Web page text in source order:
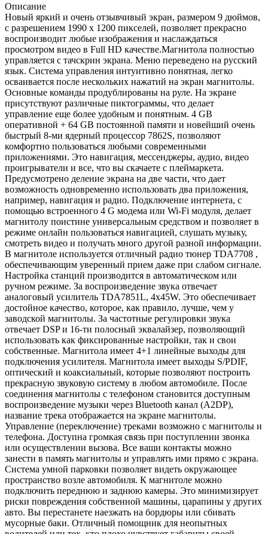
Описание
Новый яркий и очень отзывчивый экран, размером 9 дюймов,
с разрешением 1990 х 1200 пикселей, позволяет прекрасно
воспроизводит любые изображения и наслаждаться
просмотром видео в Full HD качестве.Магнитола полностью
управляется с тачскрин экрана. Меню переведено на русский
язык. Система управления интуитивно понятная, легко
осваивается после нескольких нажатий на экран магнитолы.
Основные команды продублированы на руле. На экране
присутствуют различные пиктограммы, что делает
управление еще более удобным и понятным. 4 GB
оперативной + 64 GB постоянной памяти и новейший очень
быстрый 8-ми ядерный процессор 7862S, позволяют
комфортно пользоваться любыми современными
приложениями. Это навигация, мессенджеры, аудио, видео
проигрыватели и все, что вы скачаете с плеймаркета.
Предусмотрено деление экрана на две части, что дает
возможность одновременно использовать два приложения,
например, навигация и радио. Подключение интернета, с
помощью встроенного 4 G модема или Wi-Fi модуля, делает
магнитолу поистине универсальным средством и позволяет в
режиме онлайн пользоваться навигацией, слушать музыку,
смотреть видео и получать много другой разной информации.
В магнитоле используется отличный радио тюнер TDA7708 ,
обеспечивающим уверенный прием даже при слабом сигнале.
Настройка станций производится в автоматическом или
ручном режиме. За воспроизведение звука отвечает
аналоговый усилитель TDA7851L, 4x45W. Это обеспечивает
достойное качество, которое, как правило, лучше, чем у
заводской магнитолы. За частотные регулировки звука
отвечает DSP и 16-ти полосный эквалайзер, позволяющий
использовать как фиксированные настройки, так и свои
собственные. Магнитола имеет 4+1 линейные выходы для
подключения усилителя. Магнитола имеет выходы S/PDIF,
оптический и коаксиальный, которые позволяют построить
прекрасную звуковую систему в любом автомобиле. После
соединения магнитолы с телефоном становится доступным
воспроизведение музыки через Bluetooth канал (A2DP),
название трека отображается на экране магнитолы.
Управление (переключение) треками возможно с магнитолы и
телефона. Доступна громкая связь при поступлении звонка
или осуществлении вызова. Все ваши контакты можно
занести в память магнитолы и управлять ими прямо с экрана.
Система умной парковки позволяет видеть окружающее
пространство возле автомобиля. К магнитоле можно
подключить переднюю и заднюю камеры. Это минимизирует
риски повреждения собственной машины, царапины у других
авто. Вы перестанете наезжать на бордюры или сбивать
мусорные баки. Отличный помощник для неопытных